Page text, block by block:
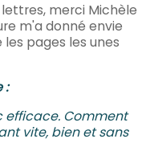
merci Michèle
m'a donné envie
pages les unes
:
efficace. Comment
vite, bien et sans